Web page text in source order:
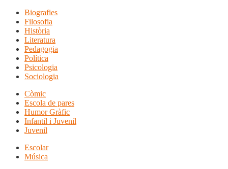
Biografies
Filosofia
Història
Literatura
Pedagogia
Política
Psicologia
Sociologia
Còmic
Escola de pares
Humor Gràfic
Infantil i Juvenil
Juvenil
Escolar
Música